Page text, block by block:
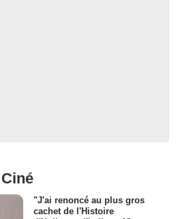
"J'ai renoncé au plus gros
cachet de l'Histoire